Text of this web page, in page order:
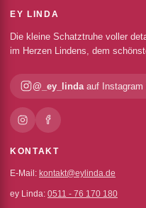
EY LINDA
Die kleine Schatztruhe voller
im Herzen Lindens, dem
@_ey_linda auf Instagram
KONTAKT
E-Mail: kontakt@eylinda.de
ey Linda: 0511 - 76 170 180